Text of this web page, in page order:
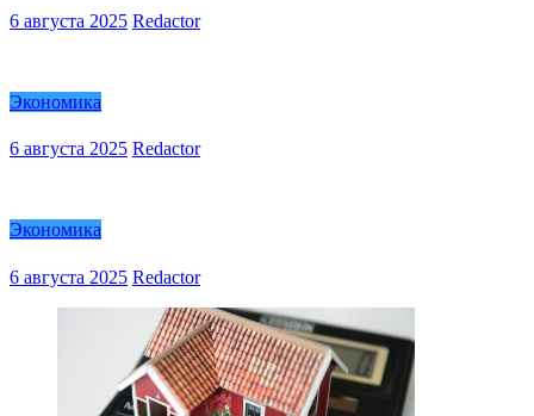
6 августа 2025 Redactor
Экономика
6 августа 2025 Redactor
Экономика
6 августа 2025 Redactor